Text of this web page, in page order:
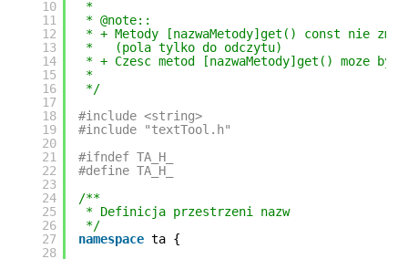
10
11
12
13
14
15
16
17
18
19
20
21
22
23
24
25
26
27
28
*
* @note::
* + Metody [nazwaMetody]get() const nie
*   (pola tylko do odczytu)
* + Czesc metod [nazwaMetody]get() moze
*
*/
#include <string>
#include "textTool.h"
#ifndef TA_H_
#define TA_H_
/**
* Definicja przestrzeni nazw
*/
namespace ta {